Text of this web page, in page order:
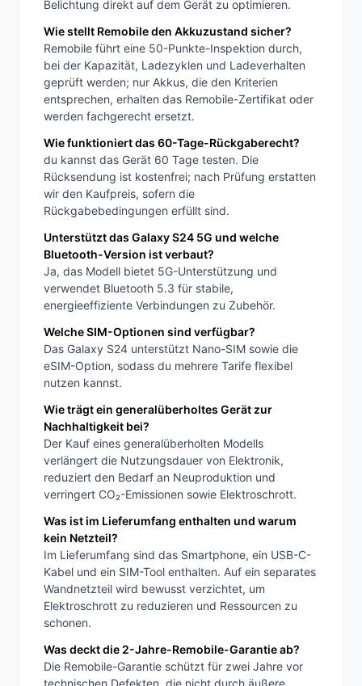
Belichtung direkt auf dem Gerät zu optimieren.
Wie stellt Remobile den Akkuzustand sicher?
Remobile führt eine 50-Punkte-Inspektion durch,
bei der Kapazität, Ladezyklen und Ladeverhalten
geprüft werden; nur Akkus, die den Kriterien
entsprechen, erhalten das Remobile-Zertifikat oder
werden fachgerecht ersetzt.
Wie funktioniert das 60-Tage-Rückgaberecht?
du kannst das Gerät 60 Tage testen. Die
Rücksendung ist kostenfrei; nach Prüfung erstatten
wir den Kaufpreis, sofern die
Rückgabebedingungen erfüllt sind.
Unterstützt das Galaxy S24 5G und welche
Bluetooth-Version ist verbaut?
Ja, das Modell bietet 5G-Unterstützung und
verwendet Bluetooth 5.3 für stabile,
energieeffiziente Verbindungen zu Zubehör.
Welche SIM-Optionen sind verfügbar?
Das Galaxy S24 unterstützt Nano-SIM sowie die
eSIM-Option, sodass du mehrere Tarife flexibel
nutzen kannst.
Wie trägt ein generalüberholtes Gerät zur
Nachhaltigkeit bei?
Der Kauf eines generalüberholten Modells
verlängert die Nutzungsdauer von Elektronik,
reduziert den Bedarf an Neuproduktion und
verringert CO₂-Emissionen sowie Elektroschrott.
Was ist im Lieferumfang enthalten und warum
kein Netzteil?
Im Lieferumfang sind das Smartphone, ein USB-C-
Kabel und ein SIM-Tool enthalten. Auf ein separates
Wandnetzteil wird bewusst verzichtet, um
Elektroschrott zu reduzieren und Ressourcen zu
schonen.
Was deckt die 2-Jahre-Remobile-Garantie ab?
Die Remobile-Garantie schützt für zwei Jahre vor
technischen Defekten, die nicht durch äußere